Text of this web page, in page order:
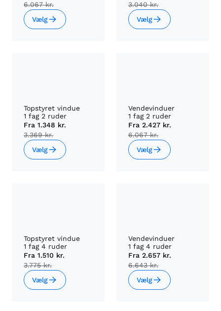
6.067 kr.
Vælg
3.040 kr.
Vælg
Topstyret vindue
1 fag 2 ruder
Fra 1.348 kr.
3.369 kr.
Vælg
Vendevinduer
1 fag 2 ruder
Fra 2.427 kr.
6.067 kr.
Vælg
Topstyret vindue
1 fag 4 ruder
Fra 1.510 kr.
3.775 kr.
Vælg
Vendevinduer
1 fag 4 ruder
Fra 2.657 kr.
6.643 kr.
Vælg